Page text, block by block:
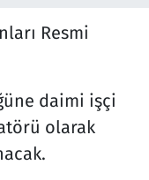
Resmi
daimi işçi
olarak